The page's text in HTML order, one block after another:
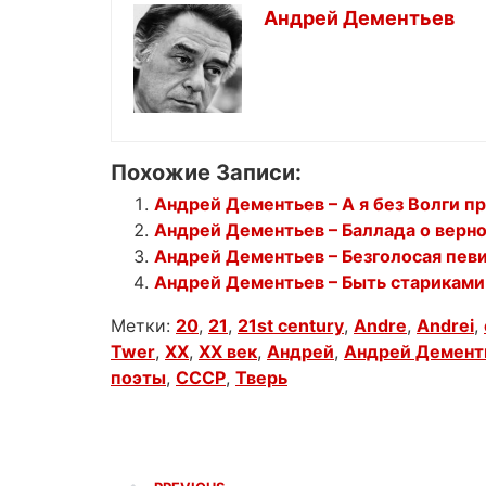
Андрей Дементьев
Похожие Записи:
Андрей Дементьев – А я без Волги
Андрей Дементьев – Баллада о
Андрей Дементьев – Безголосая
Андрей Дементьев – Быть
Метки: 20, 21, 21st century, Andre, Andrei,
Twer, XX, XX век, Андрей, Андрей
поэты, СССР, Тверь